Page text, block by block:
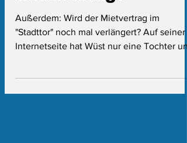
Geburtstag?
Außerdem: Wird der Mietvertrag im
Internetseite hat Wüst nur eine Tochter
Grüne ziehen SPD mit dem ESC-Debakel